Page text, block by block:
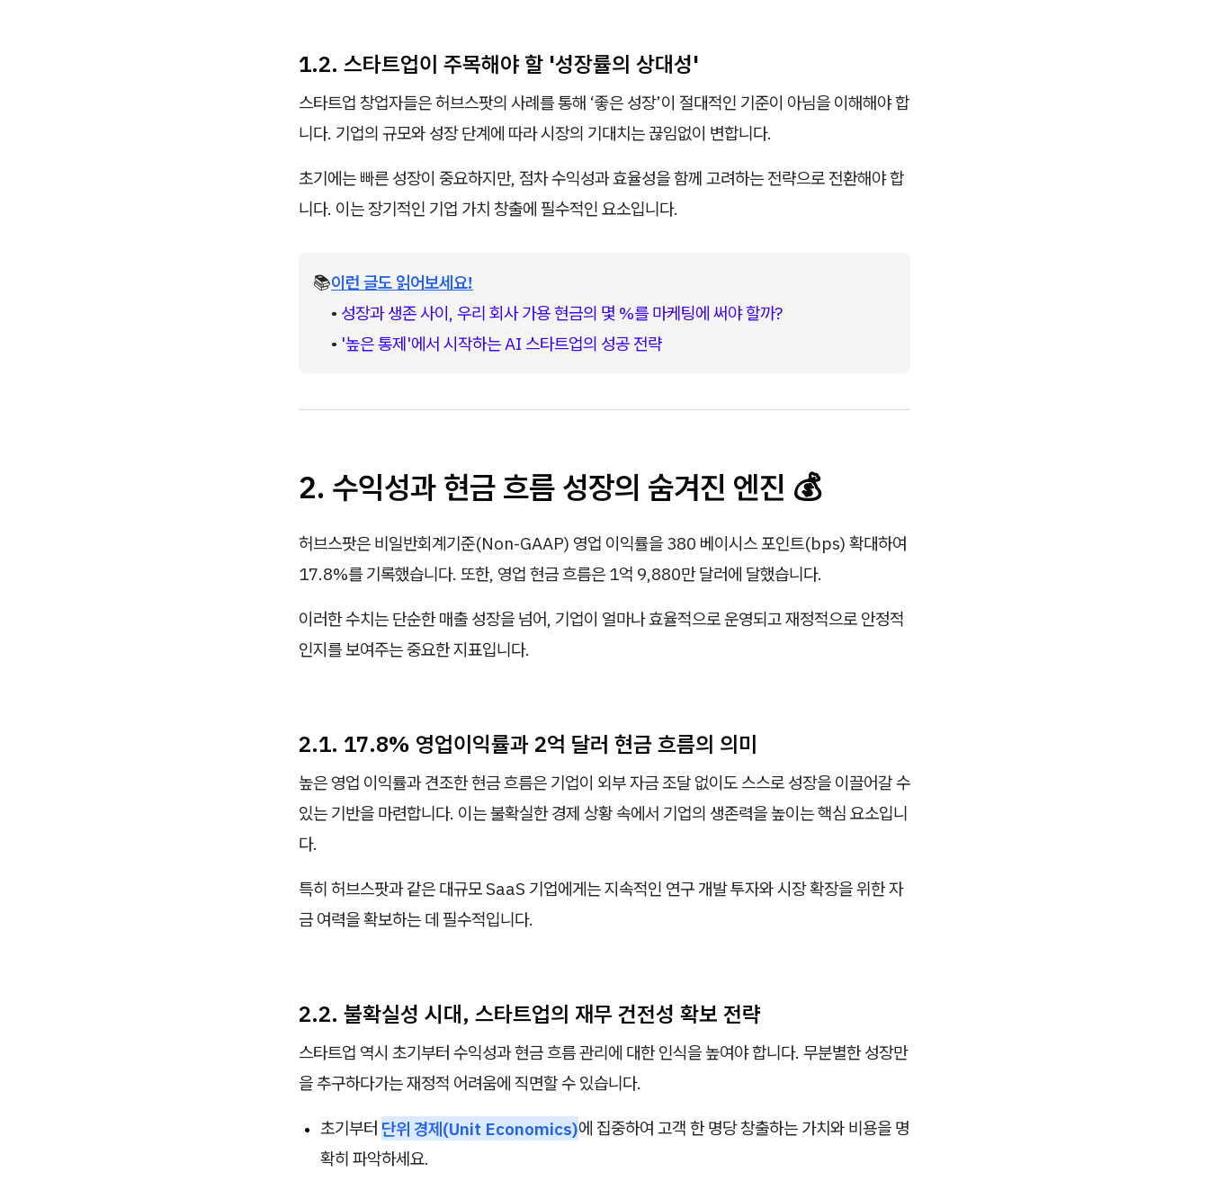
1.2. 스타트업이 주목해야 할 '성장률의 상대성'
스타트업 창업자들은 허브스팟의 사례를 통해 ‘좋은 성장’이 절대적인 기준이 아님을 이해해야 합
니다. 기업의 규모와 성장 단계에 따라 시장의 기대치는 끊임없이 변합니다.
초기에는 빠른 성장이 중요하지만, 점차 수익성과 효율성을 함께 고려하는 전략으로 전환해야 합
니다. 이는 장기적인 기업 가치 창출에 필수적인 요소입니다.
📚이런 글도 읽어보세요!
• 성장과 생존 사이, 우리 회사 가용 현금의 몇 %를 마케팅에 써야 할까?
• '높은 통제'에서 시작하는 AI 스타트업의 성공 전략
2. 수익성과 현금 흐름 성장의 숨겨진 엔진 💰
허브스팟은 비일반회계기준(Non-GAAP) 영업 이익률을 380 베이시스 포인트(bps) 확대하여
17.8%를 기록했습니다. 또한, 영업 현금 흐름은 1억 9,880만 달러에 달했습니다.
이러한 수치는 단순한 매출 성장을 넘어, 기업이 얼마나 효율적으로 운영되고 재정적으로 안정적
인지를 보여주는 중요한 지표입니다.
2.1. 17.8% 영업이익률과 2억 달러 현금 흐름의 의미
높은 영업 이익률과 견조한 현금 흐름은 기업이 외부 자금 조달 없이도 스스로 성장을 이끌어갈 수
있는 기반을 마련합니다. 이는 불확실한 경제 상황 속에서 기업의 생존력을 높이는 핵심 요소입니
다.
특히 허브스팟과 같은 대규모 SaaS 기업에게는 지속적인 연구 개발 투자와 시장 확장을 위한 자
금 여력을 확보하는 데 필수적입니다.
2.2. 불확실성 시대, 스타트업의 재무 건전성 확보 전략
스타트업 역시 초기부터 수익성과 현금 흐름 관리에 대한 인식을 높여야 합니다. 무분별한 성장만
을 추구하다가는 재정적 어려움에 직면할 수 있습니다.
초기부터 단위 경제(Unit Economics)에 집중하여 고객 한 명당 창출하는 가치와 비용을 명
확히 파악하세요.